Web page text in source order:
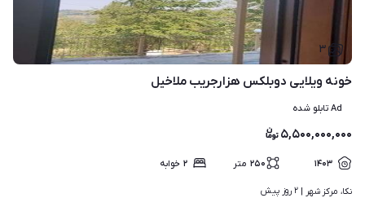
۳
خونه ویلایی دوبلکس هزارجریب ملاخیل
Ad تابلو شده
۵,۵۰۰,۰۰۰,۰۰۰
۱۴۰۳ ۲۵۰ متر ۲ خوابه
نکا، مرکز شهر | ۲ روز پیش